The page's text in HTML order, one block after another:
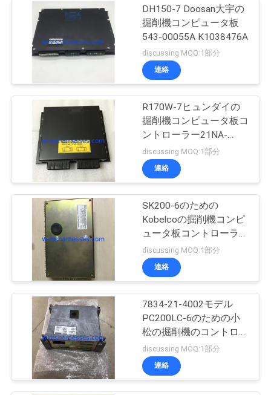
PRIVACY
POLICYフレームアウト ス
イッチ
ワイパー モーター
組立部品
燃料噴射装置アセン
13
DH150-7 Doosan大宇の
掘削機コンピュータ板
543-00055A K1038476A
discussing MOQ:1部分
連絡
R170W-7ヒュンダイの
掘削機コンピュータ板コ
ントローラー21NA-
32101 21NA-34100
discussing MOQ:1部分
連絡
SK200-6のための
Kobelcoの掘削機コンピ
ュータ板コントローラー
YF22E00001F1
YN22E00037F4
discussing MOQ:1部分
連絡
7834-21-4002モデル
PC200LC-6のための小
松の掘削機のコントロー
ラー
discussing MOQ:1部分
連絡